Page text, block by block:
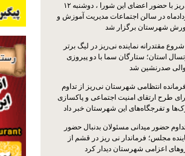
نی‌ریز با حضور اعضای این شورا ، دوشنبه ۱۲
در سالن اجتماعات مدیریت آموزش و
شهرستان برگزار شد
شروع مقتدرانه نماینده نی‌ریز در لیگ برتر
استان؛ ستارگان سما با دو پیروزی
صدرنشین شد
فرمانده انتظامی شهرستان نی‌ریز از تداوم
طرح ارتقای امنیت اجتماعی و پاکسازی
و تفرجگاه‌های این شهرستان خبر داد
حضور میدانی مسئولان بدنبال حضور
مجلس؛ فرماندار نی ریز در قشم از
اعزامی شهرستان دیدار کرد